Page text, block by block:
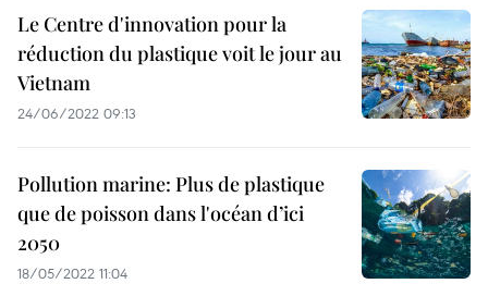
Le Centre d'innovation pour la
réduction du plastique voit le jour au
Vietnam
24/06/2022 09:13
Pollution marine: Plus de plastique
que de poisson dans l'océan d’ici
2050
18/05/2022 11:04